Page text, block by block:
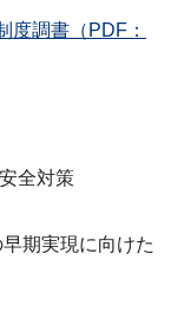
度調書（PDF：
全対策
期実現に向けた